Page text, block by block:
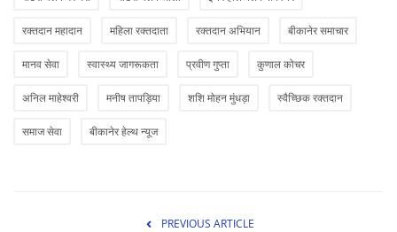
रक्तदान महादान महिला रक्तदाता रक्तदान अभियान बीकानेर समाचार
मानव सेवा स्वास्थ्य जागरूकता प्रवीण गुप्ता कुणाल कोचर
अनिल माहेश्वरी मनीष तापड़िया शशि मोहन मुंधड़ा स्वैच्छिक रक्तदान
समाज सेवा बीकानेर हेल्थ न्यूज
PREVIOUS ARTICLE